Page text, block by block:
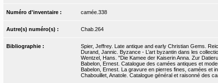
Numéro d'inventaire : camée.338
Autre(s) numéro(s) : Chab.264
Bibliographie :
Spier, Jeffrey. Late antique and early Christian Gems.
Durand, Jannic. Byzance - L’art byzantin dans les
Wentzel, Hans. "Die Kamee der Kaiserin Anna. Zur
Babelon, Ernest. Catalogue des camées antiques et
Babelon, Ernest. La gravure en pierres fines, camées et
Chabouillet, Anatole. Catalogue général et raisonné des